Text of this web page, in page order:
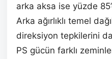
arka aksa ise yüzde
Arka ağırlıklı temel
direksiyon tepkilerini
PS gücün farklı